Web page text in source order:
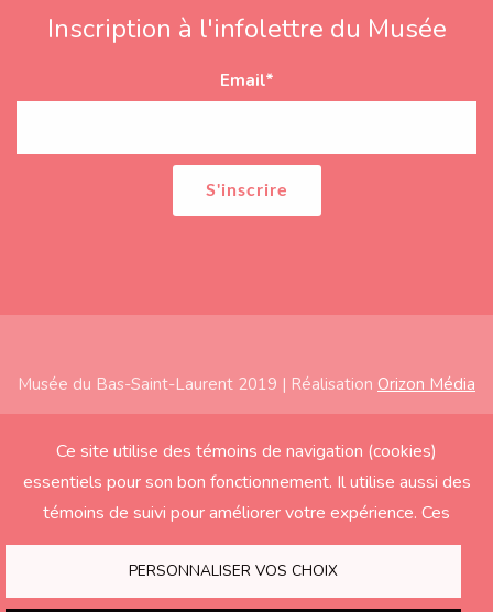
Inscription à l'infolettre du Musée
Email*
Musée du Bas-Saint-Laurent 2019 | Réalisation Orizon Média
Ce site utilise des témoins de navigation (cookies)
essentiels pour son bon fonctionnement. Il utilise aussi des
témoins de suivi pour améliorer votre expérience. Ces
derniers seront activés seulement si vous acceptez.
PERSONNALISER VOS CHOIX
Subfooter
Accueil
À propos
Éducation